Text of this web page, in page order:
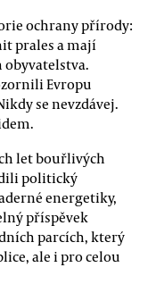
ochrany přírody:
prales a mají
Evropu
se nevzdávej.
let bouřlivých
politický
energetiky,
příspěvek
parcích, který
ale i pro celou